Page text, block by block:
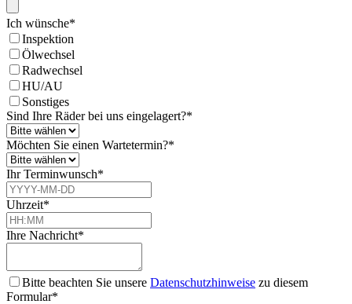
Ich wünsche*
Inspektion
Ölwechsel
Radwechsel
HU/AU
Sonstiges
Sind Ihre Räder bei uns eingelagert?*
Möchten Sie einen Wartetermin?*
Ihr Terminwunsch*
Uhrzeit*
Ihre Nachricht*
Bitte beachten Sie unsere Datenschutzhinweise zu diesem
Formular*